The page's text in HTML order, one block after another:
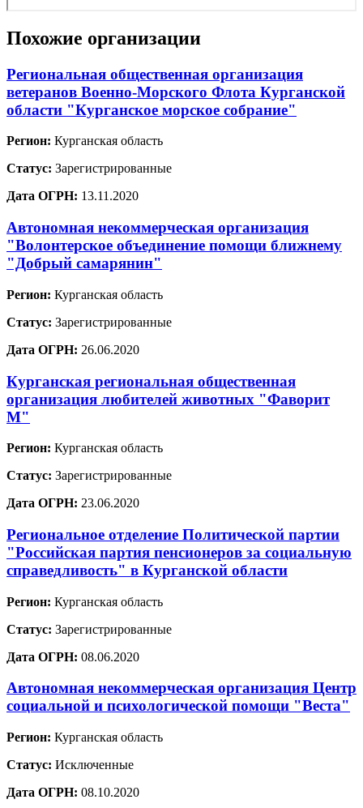
Похожие организации
Региональная общественная организация
ветеранов Военно-Морского Флота Курганской
области "Курганское морское собрание"
Регион: Курганская область
Статус: Зарегистрированные
Дата ОГРН: 13.11.2020
Автономная некоммерческая организация
"Волонтерское объединение помощи ближнему
"Добрый самарянин"
Регион: Курганская область
Статус: Зарегистрированные
Дата ОГРН: 26.06.2020
Курганская региональная общественная
организация любителей животных "Фаворит
М"
Регион: Курганская область
Статус: Зарегистрированные
Дата ОГРН: 23.06.2020
Региональное отделение Политической партии
"Российская партия пенсионеров за социальную
справедливость" в Курганской области
Регион: Курганская область
Статус: Зарегистрированные
Дата ОГРН: 08.06.2020
Автономная некоммерческая организация Центр
социальной и психологической помощи "Веста"
Регион: Курганская область
Статус: Исключенные
Дата ОГРН: 08.10.2020